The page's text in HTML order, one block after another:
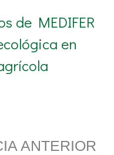
de MEDIFER
en
ANTERIOR